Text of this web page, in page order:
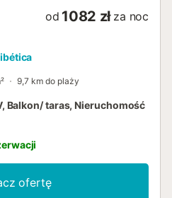
w którym znajduje się
od 1082 zł za noc
9,7 km do plaży
Balkon/ taras, Nieruchomość
ofertę